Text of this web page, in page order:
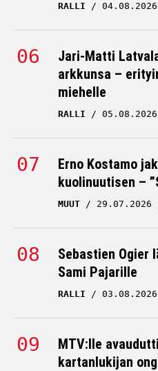
RALLI 04.08.2026
Jari-Matti
arkkunsa –
miehelle
RALLI 05.08.2026
Erno Kostamo
kuolinuutisen –
MUUT 29.07.2026
Sebastien Ogier
Sami Pajarille
RALLI 03.08.2026
MTV:lle
kartanlukijan